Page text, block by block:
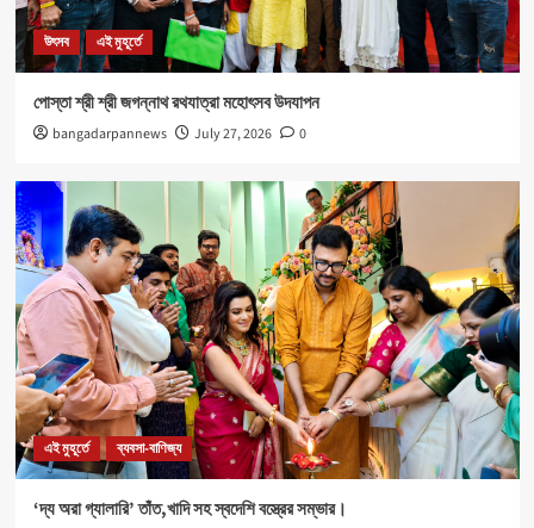
নবযুবক সংঘ এবং শীতলা স্পোর্টিং ক্লাবের যৌথ উদ্যোগে রক্তদান
শিবির আয়োজিত।
1
উৎসব এই মুহূর্তে
2
এই মুহূর্তে ব্যবসা-বাণিজ্য
‘দ্য অরা গ্যালারি’ তাঁত,খাদি সহ স্বদেশি বস্ত্রের সম্ভার।
3
Health এই মুহূর্তে
৪০০ পড়ুয়ার হাতে ‘রিলোড ভাইটাল ইলেক্ট্রোলাইটস’ (অরেঞ্জ জুস)
Sports এই মুহূর্তে
উৎসব এই মুহূর্তে
পোস্তা শ্রী শ্রী জগন্নাথ রথযাত্রা মহোৎসব উদযাপন
bangadarpannews July 27, 2026 0
এই মুহূর্তে ব্যবসা-বাণিজ্য
‘দ্য অরা গ্যালারি’ তাঁত,খাদি সহ স্বদেশি বস্ত্রের সম্ভার।